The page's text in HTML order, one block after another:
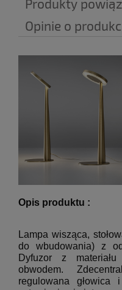
Produkty
Opinie o
Opis produktu :
Lampa wisząca,
do wbudowania) z
Dyfuzor z
obwodem.
regulowana